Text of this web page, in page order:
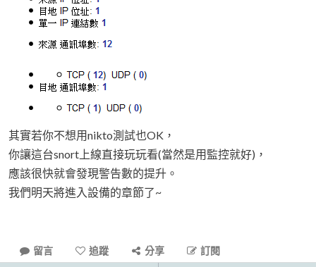
其實若你不想用nikto測試也OK，
你讓這台snort上線直接玩玩看(當然是用監控就好)，
應該很快就會發現警告數的提升。
我們明天將進入設備的章節了~
留言 追蹤 分享 訂閱